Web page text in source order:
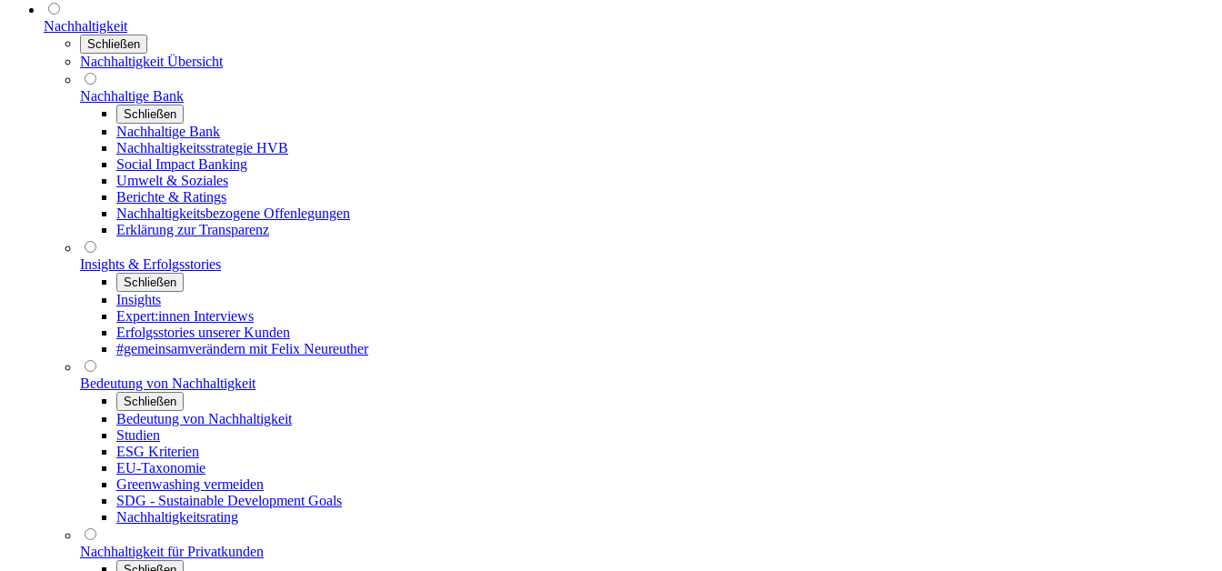
Nachhaltigkeit
Schließen
Nachhaltigkeit Übersicht
Nachhaltige Bank
Schließen
Nachhaltige Bank
Nachhaltigkeitsstrategie HVB
Social Impact Banking
Umwelt & Soziales
Berichte & Ratings
Nachhaltigkeitsbezogene Offenlegungen
Erklärung zur Transparenz
Insights & Erfolgsstories
Schließen
Insights
Expert:innen Interviews
Erfolgsstories unserer Kunden
#gemeinsamverändern mit Felix Neureuther
Bedeutung von Nachhaltigkeit
Schließen
Bedeutung von Nachhaltigkeit
Studien
ESG Kriterien
EU-Taxonomie
Greenwashing vermeiden
SDG - Sustainable Development Goals
Nachhaltigkeitsrating
Nachhaltigkeit für Privatkunden